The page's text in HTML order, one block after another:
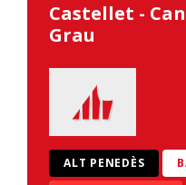
Castellet -
Grau
ALT PENEDÈS